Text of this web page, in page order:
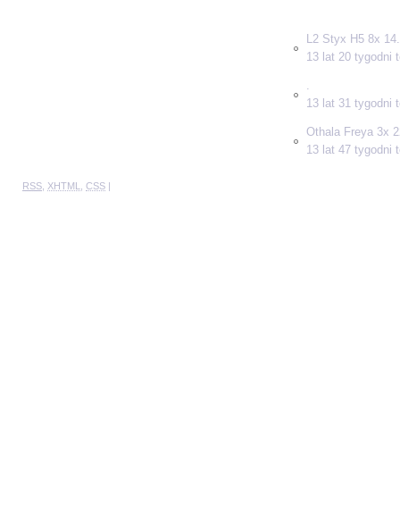
L2 Styx H5 8x
13 lat 20 tygodni
13 lat 31 tygodni
Othala Freya 3x
13 lat 47 tygodni
RSS XHTML CSS |